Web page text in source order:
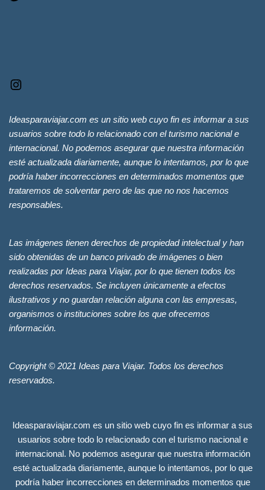
Ideasparaviajar.com es un sitio web cuyo fin es informar a sus
usuarios sobre todo lo relacionado con el turismo nacional e
internacional. No podemos asegurar que nuestra información
esté actualizada diariamente, aunque lo intentamos, por lo que
podría haber incorrecciones en determinados momentos que
trataremos de solventar pero de las que no nos hacemos
responsables.
Las imágenes tienen derechos de propiedad intelectual y han
sido obtenidas de un banco privado de imágenes o bien
realizadas por Ideas para Viajar, por lo que tienen todos los
derechos reservados. Se incluyen únicamente a efectos
ilustrativos y no guardan relación alguna con las empresas,
organismos o instituciones sobre los que ofrecemos
información.
Copyright © 2021 Ideas para Viajar. Todos los derechos
reservados.
Ideasparaviajar.com es un sitio web cuyo fin es informar a sus
usuarios sobre todo lo relacionado con el turismo nacional e
internacional. No podemos asegurar que nuestra información
esté actualizada diariamente, aunque lo intentamos, por lo que
podría haber incorrecciones en determinados momentos que